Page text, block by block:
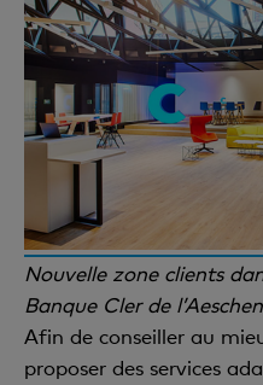
Nouvelle zone clients
Banque Cler de
Afin de conseiller au
proposer des services